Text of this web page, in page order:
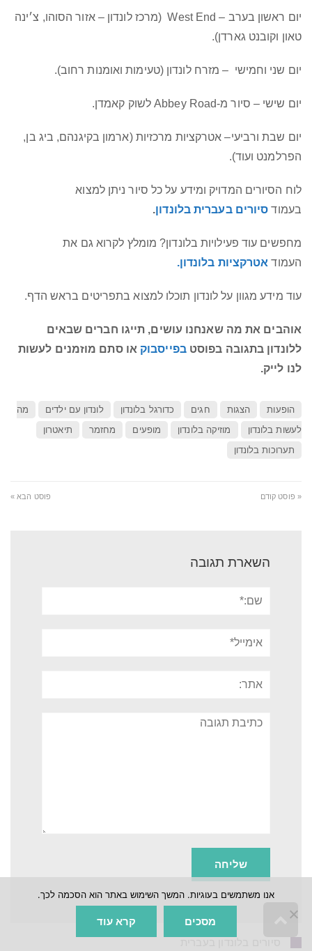
יום ראשון בערב – West End (מרכז לונדון – אזור הסוהו, צ׳ינה
טאון וקובנט גארדן).
יום שני וחמישי – מזרח לונדון (טעימות ואומנות רחוב).
יום שישי – סיור מ-Abbey Road לשוק קאמדן.
יום שבת ורביעי– אטרקציות מרכזיות (ארמון בקיגנהם, ביג בן,
הפרלמנט ועוד).
לוח הסיורים המדויק ומידע על כל סיור ניתן למצוא
בעמוד סיורים בעברית בלונדון.
מחפשים עוד פעילויות בלונדון? מומלץ לקרוא גם את
העמוד אטרקציות בלונדון.
עוד מידע מגוון על לונדון תוכלו למצוא בתפריטים בראש הדף.
אוהבים את מה שאנחנו עושים, תייגו חברים שבאים
ללונדון בתגובה בפוסטבפייסבוק או סתם מוזמנים לעשות
לנו לייק.
הופעות הצגות חגים כדורגל בלונדון לונדון עם ילדים
מה
לעשות בלונדון
מוזיקה בלונדון מופעים מחזמר
תיאטרון
תערוכות בלונדון
« פוסט קודם פוסט הבא »
השארת תגובה
תגובה
אנו משתמשים בעוגיות. המשך השימוש באתר הוא הסכמה לכך.
מסכים קרא עוד